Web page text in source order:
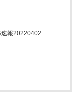
報20220402